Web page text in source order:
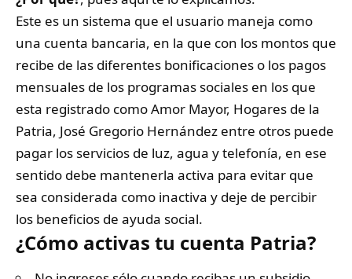
Este es un sistema que el usuario maneja como
una cuenta bancaria, en la que con los montos que
recibe de las diferentes bonificaciones o los pagos
mensuales de los programas sociales en los que
esta registrado como Amor Mayor, Hogares de la
Patria, José Gregorio Hernández entre otros puede
pagar los servicios de luz, agua y telefonía, en ese
sentido debe mantenerla activa para evitar que
sea considerada como inactiva y deje de percibir
los beneficios de ayuda social.
¿Cómo activas tu cuenta Patria?